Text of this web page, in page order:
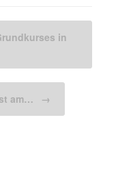
in
am… →